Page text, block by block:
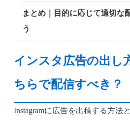
まとめ｜目的に応じて適切な
う
インスタ広告の出し
ちらで配信すべき？
Instagramに広告を出稿する方法